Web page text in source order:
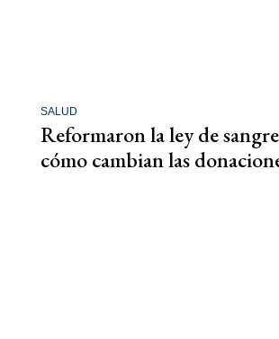
SALUD
Reformaron la ley de
cómo cambian las